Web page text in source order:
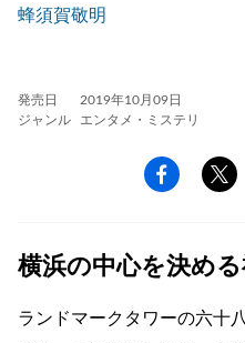
蜂須賀敬明
発売日
2019年10月09日
ジャンル
エンタメ・ミステリ
横浜の中心を決め
ランドマークタワーの六十